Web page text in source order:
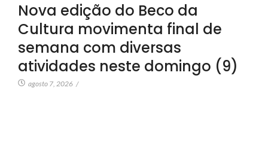
Nova edição do Beco da
Cultura movimenta final de
semana com diversas
atividades neste domingo (9)
agosto 7, 2026 /